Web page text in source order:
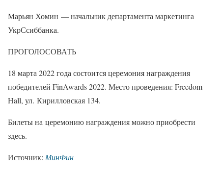
Марьян Хомин — начальник департамента маркетинга
УкрСсиббанка.
ПРОГОЛОСОВАТЬ
18 марта 2022 года состоится церемония награждения
победителей FinAwards 2022. Место проведения: Freedom
Hall, ул. Кирилловская 134.
Билеты на церемонию награждения можно приобрести
здесь.
Источник: МинФин